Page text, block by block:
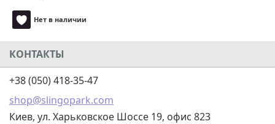
Нет в наличии
КОНТАКТЫ
+38 (050) 418-35-47
shop@slingopark.com
Киев, ул. Харьковское Шоссе 19, офис 823